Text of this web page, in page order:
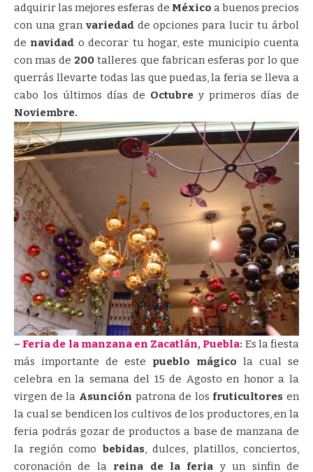
adquirir las mejores esferas de México a buenos precios
con una gran variedadde opciones para lucir tu árbol
de navidad o decorar tu hogar, este municipio cuenta
con mas de 200 talleres que fabrican esferas por lo que
querrás llevarte todas las que puedas, la feria se lleva a
cabo los últimos días de Octubre y primeros días de
Noviembre.
– Feria de la manzana en Zacatlán, Puebla: Es la fiesta
más importante de este pueblo mágico la cual se
celebra en la semana del 15 de Agosto en honor a la
virgen de la Asunción patrona de los fruticultores en
la cual se bendicen los cultivos de los productores, en la
feria podrás gozar de productos a base de manzana de
la región como bebidas, dulces, platillos, conciertos,
coronación de lareina de la feria y un sinfin de